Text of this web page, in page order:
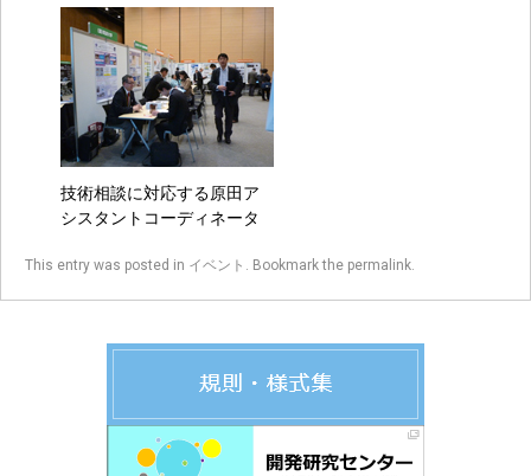
技術相談に対応する原田ア
シスタントコーディネータ
This entry was posted in イベント . Bookmark the permalink.